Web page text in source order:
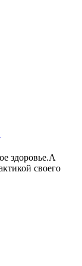
здоровье.А
своего